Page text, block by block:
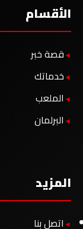
الأقسام
قصة خبر
خدماتك
الملعب
البرلمان
المزيد
اتصل بنا